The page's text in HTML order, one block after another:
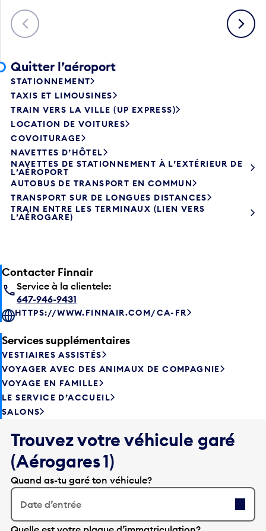
STATIONNEMENT
TAXIS ET LIMOUSINES
TRAIN VERS LA VILLE (UP EXPRESS)
LOCATION DE VOITURES
COVOITURAGE
NAVETTES D’HÔTEL
NAVETTES DE STATIONNEMENT À L’EXTÉRIEUR DE
L’AÉROPORT
AUTOBUS DE TRANSPORT EN COMMUN
TRANSPORT SUR DE LONGUES DISTANCES
TRAIN ENTRE LES TERMINAUX (LIEN VERS
L’AÉROGARE)
Service à la clientele:
647-946-9431
HTTPS://WWW.FINNAIR.COM/CA-FR
VESTIAIRES ASSISTÉS
VOYAGER AVEC DES ANIMAUX DE COMPAGNIE
VOYAGE EN FAMILLE
LE SERVICE D’ACCUEIL
SALONS
Trouvez votre véhicule garé
(Aérogares 1)
Quand as-tu garé ton véhicule?
Date d’entrée
A
p
Quelle est votre plaque d’immatriculation?